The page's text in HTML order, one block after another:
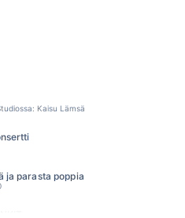
Kaisu Lämsä
ja parasta poppia